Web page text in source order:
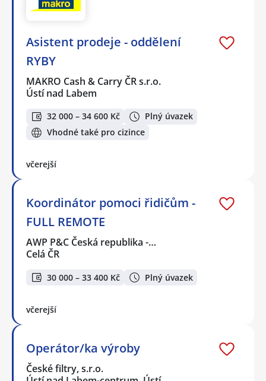
Asistent prodeje - oddělení
RYBY
MAKRO Cash & Carry ČR s.r.o.
Ústí nad Labem
32 000 – 34 600 Kč
Plný úvazek
Vhodné také pro cizince
včerejší
Koordinátor pomoci řidičům -
FULL REMOTE
AWP P&C Česká republika -…
Celá ČR
30 000 – 33 400 Kč Plný úvazek
včerejší
Operátor/ka výroby
České filtry, s.r.o.